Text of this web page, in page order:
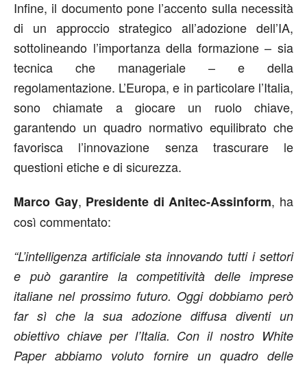
Infine, il documento pone l’accento sulla necessità
di un approccio strategico all’adozione dell’IA,
sottolineando l’importanza della formazione – sia
tecnica che manageriale – e della
regolamentazione. L’Europa, e in particolare l’Italia,
sono chiamate a giocare un ruolo chiave,
garantendo un quadro normativo equilibrato che
favorisca l’innovazione senza trascurare le
questioni etiche e di sicurezza.
Marco Gay, Presidente di Anitec-Assinform, ha
così commentato:
“L’intelligenza artificiale sta innovando tutti i settori
e può garantire la competitività delle imprese
italiane nel prossimo futuro. Oggi dobbiamo però
far sì che la sua adozione diffusa diventi un
obiettivo chiave per l’Italia. Con il nostro White
Paper abbiamo voluto fornire un quadro delle